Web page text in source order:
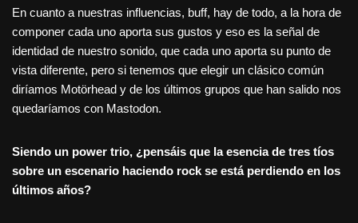
En cuanto a nuestras influencias, buff, hay de todo, a la hora de
componer cada uno aporta sus gustos y eso es la señal de
identidad de nuestro sonido, que cada uno aporta su punto de
vista diferente, pero si tenemos que elegir un clásico común
diríamos Motörhead y de los últimos grupos que han salido nos
quedaríamos con Mastodon.
Siendo un power trio, ¿pensáis que la esencia de tres tíos
sobre un escenario haciendo rock se está perdiendo en los
últimos años?